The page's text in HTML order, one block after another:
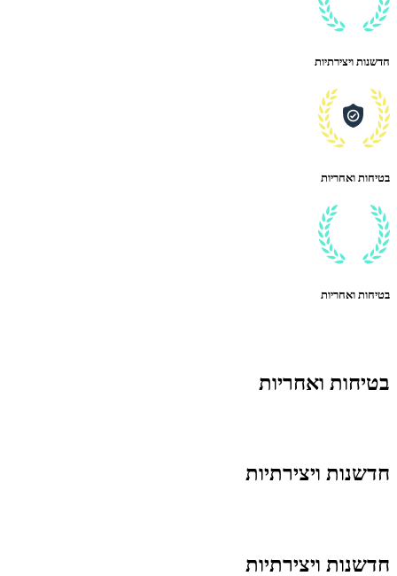
חדשנות ויצירתיות
בטיחות ואחריות
בטיחות ואחריות
בטיחות ואחריות
חדשנות ויצירתיות
חדשנות ויצירתיות